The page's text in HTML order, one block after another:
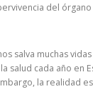
del
salva muchas
salud cada año en
la realidad